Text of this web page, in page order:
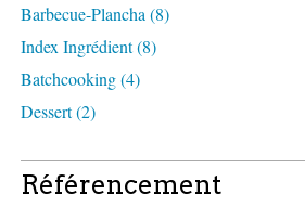
Barbecue-Plancha (8)
Index Ingrédient (8)
Batchcooking (4)
Dessert (2)
Référencement